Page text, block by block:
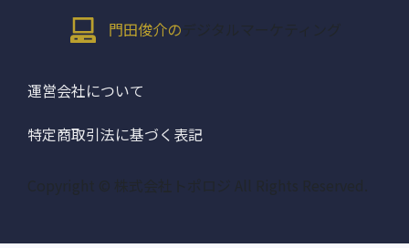
門田俊介の デジタルマーケティング
運営会社について
特定商取引法に基づく表記
Copyright © 株式会社トポロジ All Rights Reserved.